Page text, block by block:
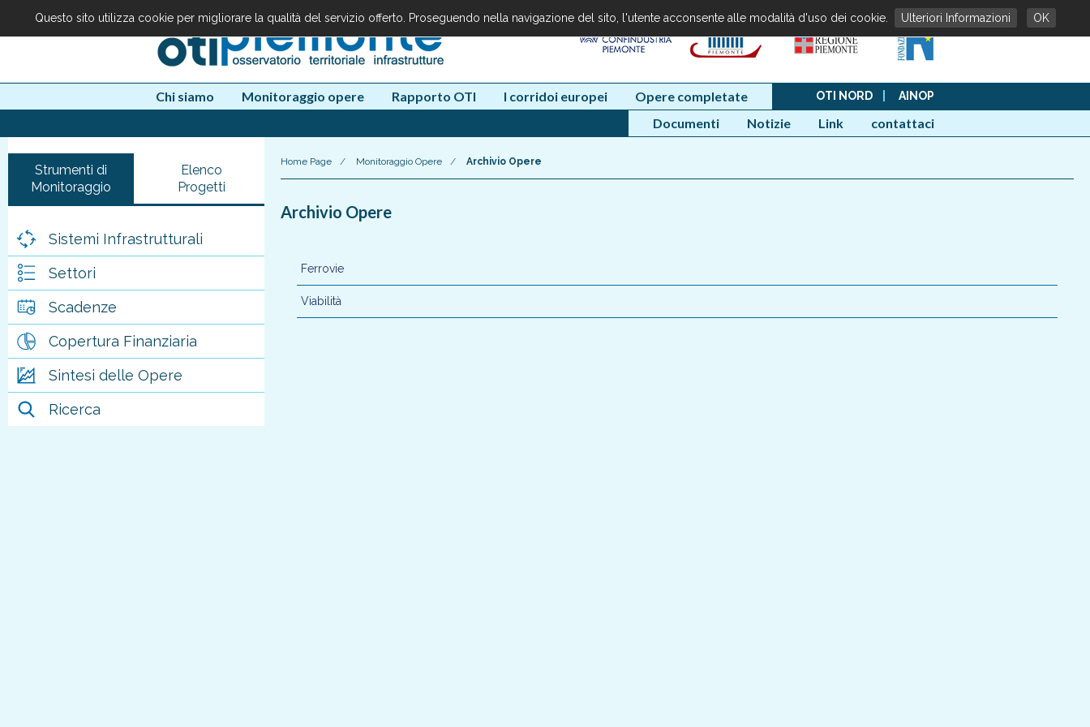
Chi siamo Monitoraggio opere Rapporto OTI I corridoi europei Opere completate OTI NORD AINOP
Documenti Notizie Link contattaci
Strumenti di
Monitoraggio
Elenco
Progetti
Sistemi Infrastrutturali
Settori
Scadenze
Copertura Finanziaria
Sintesi delle Opere
Ricerca
Home Page / Monitoraggio Opere / Archivio Opere
Archivio Opere
Ferrovie
Viabilità
Questo sito utilizza cookie per migliorare la qualità del servizio offerto. Proseguendo nella navigazione del sito, l'utente acconsente alle modalità d'uso dei cookie. Ulteriori Informazioni OK